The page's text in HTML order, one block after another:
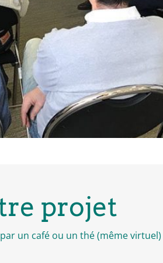
projet
un café ou un thé (même virtuel)